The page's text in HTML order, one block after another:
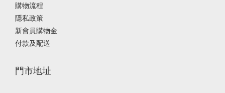
購物流程
隱私政策
新會員購物金
付款及配送
門市地址